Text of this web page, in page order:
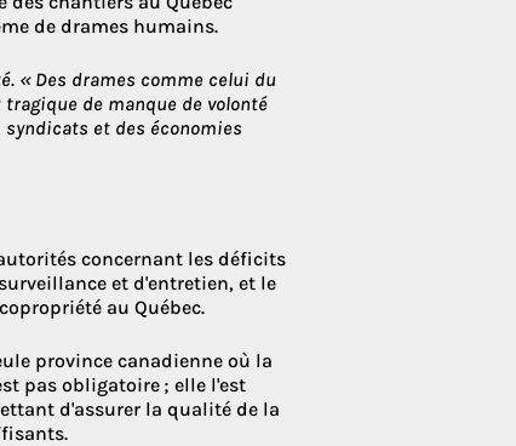
de drames humains.
« Des drames comme celui du
de manque de volonté
et des économies
concernant les déficits
et d'entretien, et le
au Québec.
province canadienne où la
pas obligatoire ; elle l'est
d'assurer la qualité de la